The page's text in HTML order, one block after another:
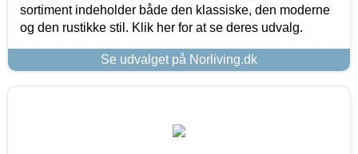
sortiment indeholder både den klassiske, den moderne
og den rustikke stil. Klik her for at se deres udvalg.
Se udvalget på Norliving.dk